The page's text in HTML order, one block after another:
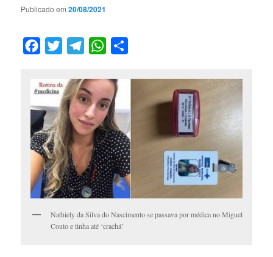
Publicado em20/08/2021
Facebook
Twitter TelegramWhatsApp
Nathiely da Silva do Nascimento se passava por médica no Miguel
Couto e tinha até ‘crachá’